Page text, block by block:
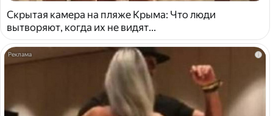
Скрытая камера на пляже Крыма: Что люди
вытворяют, когда их не видят...
i